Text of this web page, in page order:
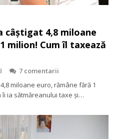
câştigat 4,8 miloane
milion! Cum îl taxează
7 comentarii
miloane euro, rămâne fără 1
ia sătmăreanului taxe și…